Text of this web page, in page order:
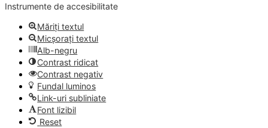
Instrumente de accesibilitate
Măriți textul
Micșorați textul
Alb-negru
Contrast ridicat
Contrast negativ
Fundal luminos
Link-uri subliniate
Font lizibil
Reset